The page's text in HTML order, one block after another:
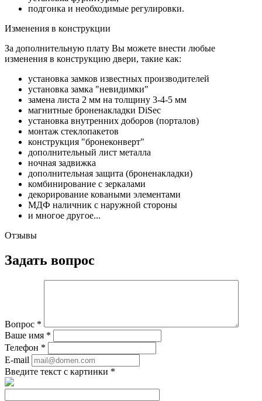
подгонка и необходимые регулировки.
Изменения в конструкции
За дополнительную плату Вы можете внести любые
изменения в конструкцию двери, такие как:
установка замков известных производителей
установка замка "невидимки"
замена листа 2 мм на толщину 3-4-5 мм
магнитные броненакладки DiSec
установка внутренних доборов (порталов)
монтаж стеклопакетов
конструкция "бронеконверт"
дополнительный лист металла
ночная задвижка
дополнительная защита (броненакладки)
комбинирование с зеркалами
декорирование коваными элементами
МДФ наличник с наружной стороны
и многое другое...
Отзывы
Задать вопрос
Вопрос *
Ваше имя *
Телефон *
E-mail
Введите текст с картинки *